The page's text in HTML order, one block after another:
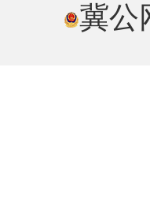
冀公